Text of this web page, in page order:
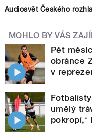
Audiosvět Českého
MOHLO BY VÁS
Pět
obránce
v
umělý
pokropí,‘